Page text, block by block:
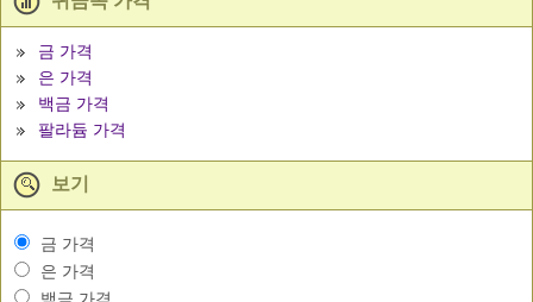
금 가격
은 가격
백금 가격
팔라듐 가격
보기
금 가격
은 가격